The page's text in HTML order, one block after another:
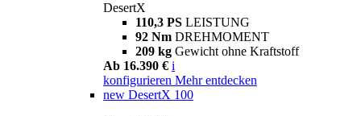
DesertX
110,3 PS LEISTUNG
92 Nm DREHMOMENT
209 kg Gewicht ohne Kraftstoff
Ab 16.390 € i
konfigurieren Mehr entdecken
new DesertX 100